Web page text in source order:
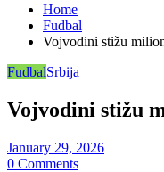
Home
Fudbal
Vojvodini stižu
FudbalSrbija
Vojvodini stižu
January 29, 2026
0 Comments